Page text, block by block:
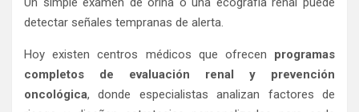
detectar señales tempranas de alerta.
Hoy existen centros médicos que ofrecen programas
completos de evaluación renal y prevención
oncológica, donde especialistas analizan factores de